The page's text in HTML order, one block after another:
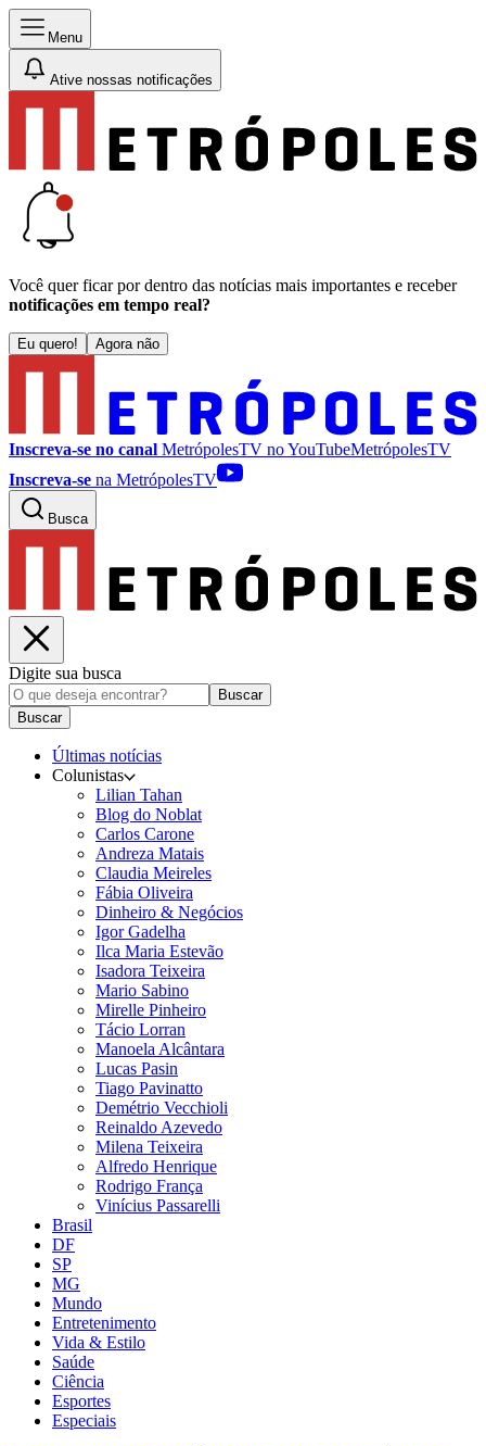
Menu
Ative nossas notificações
Você quer ficar por dentro das notícias mais importantes e receber
notificações em tempo real?
Eu quero! Agora não
Inscreva-se no canal MetrópolesTV noYouTubeMetrópolesTV
Inscreva-se na MetrópolesTV
Busca
Digite sua busca
Buscar
Buscar
Últimas notícias
Colunistas
Lilian Tahan
Blog do Noblat
Carlos Carone
Andreza Matais
Claudia Meireles
Fábia Oliveira
Dinheiro & Negócios
Igor Gadelha
Ilca Maria Estevão
Isadora Teixeira
Mario Sabino
Mirelle Pinheiro
Tácio Lorran
Manoela Alcântara
Lucas Pasin
Tiago Pavinatto
Demétrio Vecchioli
Reinaldo Azevedo
Milena Teixeira
Alfredo Henrique
Rodrigo França
Vinícius Passarelli
Brasil
DF
SP
MG
Mundo
Entretenimento
Vida & Estilo
Saúde
Ciência
Esportes
Especiais